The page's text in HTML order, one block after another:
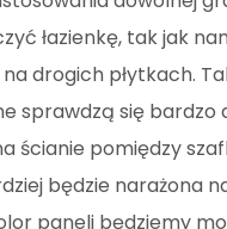
łazienkę, tak jak
drogich płytkach.
sprawdzą się bardzo
ścianie pomiędzy
będzie narażona
paneli będziemy